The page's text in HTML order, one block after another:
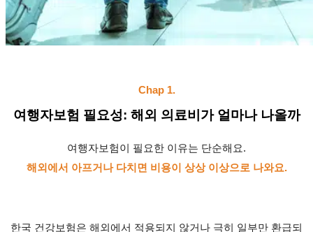
Chap 1.
여행자보험 필요성: 해외 의료비가 얼마나 나올까
여행자보험이 필요한 이유는 단순해요.
해외에서 아프거나 다치면 비용이 상상 이상으로 나와요.
한국 건강보험은 해외에서 적용되지 않거나 극히 일부만 환급되